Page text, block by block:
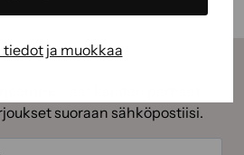
tiedot ja muokkaa
suoraan sähköpostiisi.